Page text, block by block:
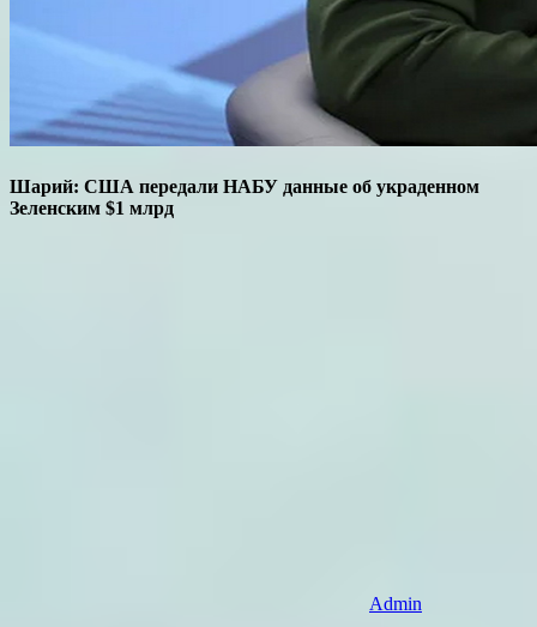
Шарий: США передали НАБУ данные об украденном
Зеленским $1 млрд
Admin